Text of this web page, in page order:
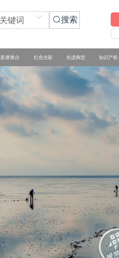
搜索
影赛展台 红色光影 先进典型 知识产权